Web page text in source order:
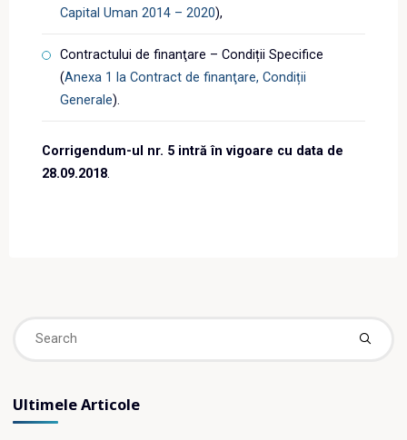
Capital Uman 2014 – 2020),
Contractului de finanţare – Condiții Specifice
(Anexa 1 la Contract de finanţare, Condiții
Generale).
Corrigendum-ul nr. 5 intră în vigoare cu data de
28.09.2018.
Ultimele Articole